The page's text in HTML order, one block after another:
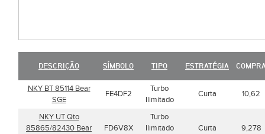
DESCRIÇÃO SÍMBOLO TIPO ESTRATÉGIA
NKY BT 85114 Bear
SGE
FE4DF2
Turbo
Ilimitado
Curta 10,62
NKY UT Qto
85865/82430 Bear
FD6V8X
Turbo
Ilimitado
Curta 9,278